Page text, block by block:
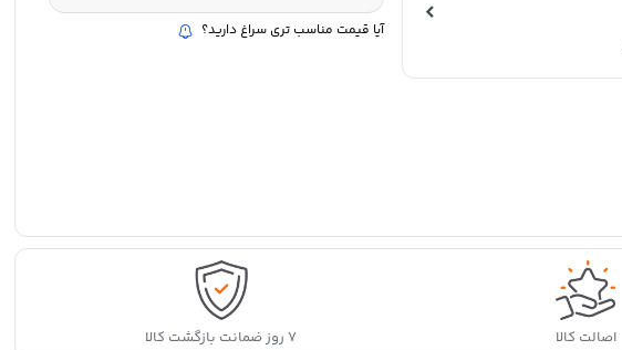
آیا قیمت مناسب تری سراغ دارید؟
اصالت کالا ۷ روز ضمانت بازگشت کالا